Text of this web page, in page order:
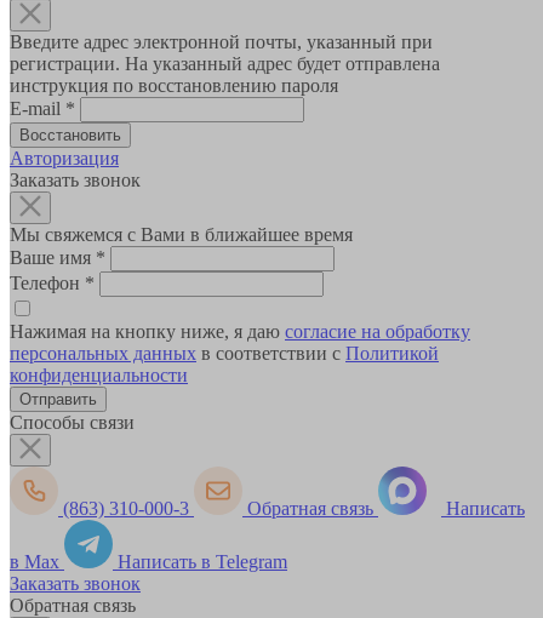
Введите адрес электронной почты, указанный при
регистрации. На указанный адрес будет отправлена
инструкция по восстановлению пароля
E-mail *
Авторизация
Заказать звонок
Мы свяжемся с Вами в ближайшее время
Ваше имя *
Телефон *
Нажимая на кнопку ниже, я даю согласие на обработку
персональных данных в соответствии с Политикой
конфиденциальности
Способы связи
(863) 310-000-3 Обратная связь Написать
в Max
Написать в Telegram
Заказать звонок
Обратная связь